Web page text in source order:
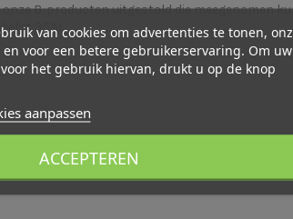
B-producten uitgestald die meegenomen
35%!
van cookies om advertenties te tonen,
voor een betere gebruikerservaring. Om uw
het gebruik hiervan, drukt u op de knop
aanpassen
ACCEPTEREN